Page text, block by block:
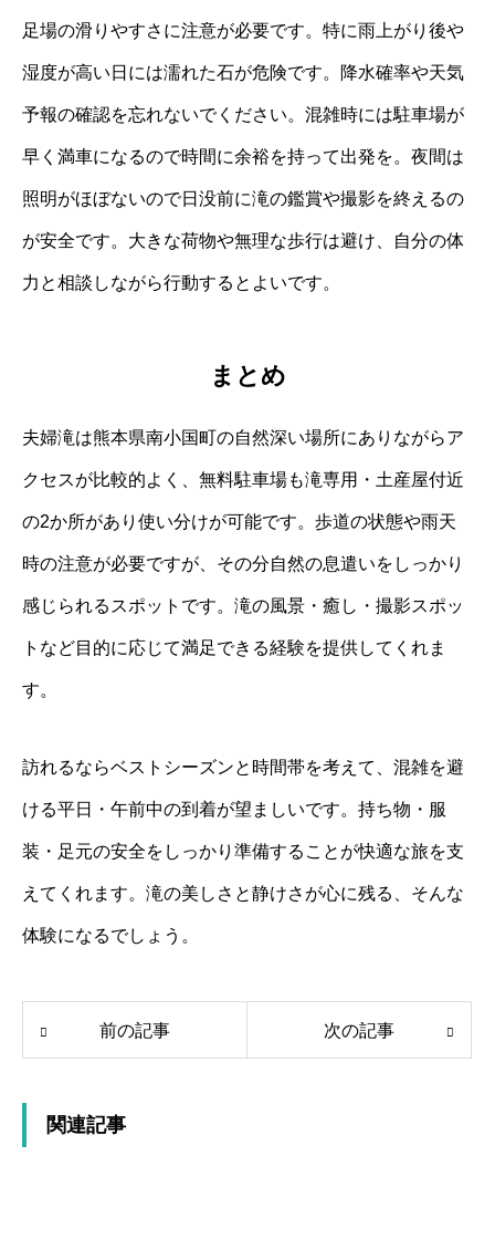
足場の滑りやすさに注意が必要です。特に雨上がり後や
湿度が高い日には濡れた石が危険です。降水確率や天気
予報の確認を忘れないでください。混雑時には駐車場が
早く満車になるので時間に余裕を持って出発を。夜間は
照明がほぼないので日没前に滝の鑑賞や撮影を終えるの
が安全です。大きな荷物や無理な歩行は避け、自分の体
力と相談しながら行動するとよいです。
まとめ
夫婦滝は熊本県南小国町の自然深い場所にありながらア
クセスが比較的よく、無料駐車場も滝専用・土産屋付近
の2か所があり使い分けが可能です。歩道の状態や雨天
時の注意が必要ですが、その分自然の息遣いをしっかり
感じられるスポットです。滝の風景・癒し・撮影スポッ
トなど目的に応じて満足できる経験を提供してくれま
す。
訪れるならベストシーズンと時間帯を考えて、混雑を避
ける平日・午前中の到着が望ましいです。持ち物・服
装・足元の安全をしっかり準備することが快適な旅を支
えてくれます。滝の美しさと静けさが心に残る、そんな
体験になるでしょう。
前の記事 次の記事
関連記事